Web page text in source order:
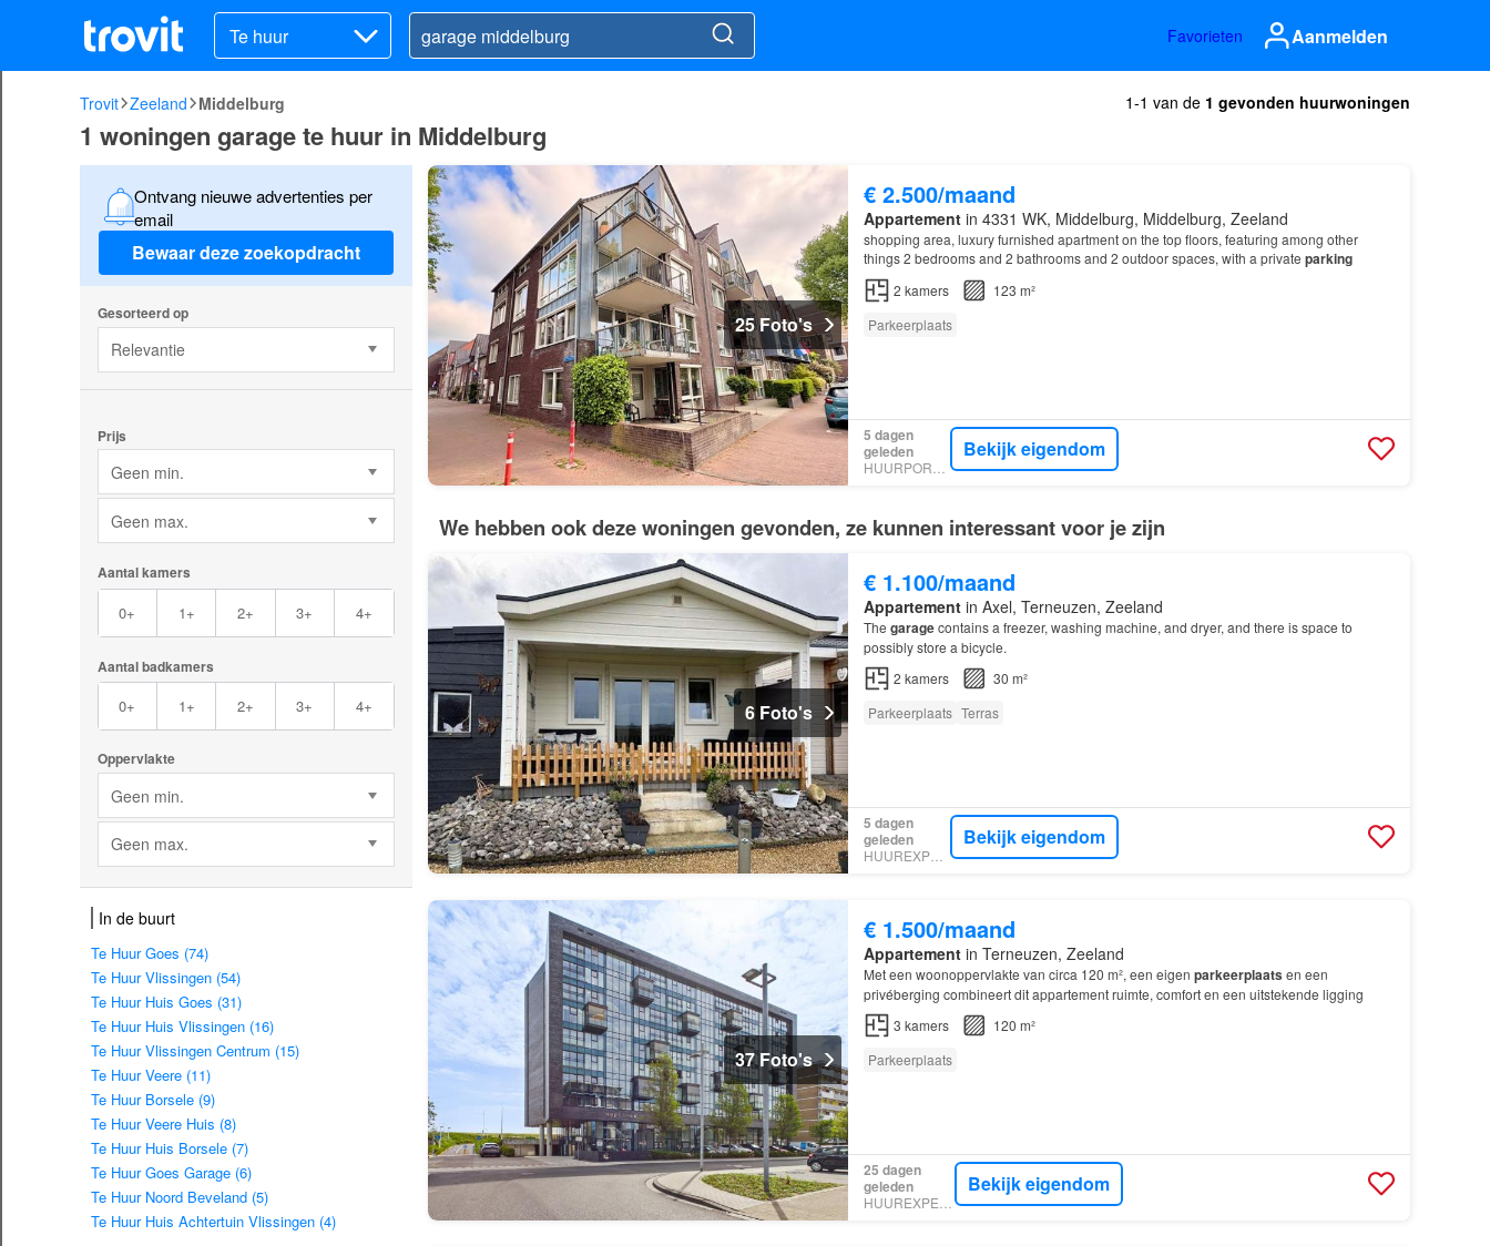
Te huur Favorieten Aanmelden
Trovit Zeeland Middelburg 1-1 van de 1 gevonden huurwoningen
1 woningen garage te huur in Middelburg
Ontvang nieuwe advertenties per
email
Bewaar deze zoekopdracht
Gesorteerd op
Relevantie
Prijs
Geen min.
Geen max.
Aantal kamers
0+ 1+ 2+ 3+ 4+
Aantal badkamers
0+ 1+ 2+ 3+ 4+
Oppervlakte
Geen min.
Geen max.
In de buurt
Te Huur Goes (74)
Te Huur Vlissingen (54)
Te Huur Huis Goes (31)
Te Huur Huis Vlissingen (16)
Te Huur Vlissingen Centrum (15)
Te Huur Veere (11)
Te Huur Borsele (9)
Te Huur Veere Huis (8)
Te Huur Huis Borsele (7)
Te Huur Goes Garage (6)
Te Huur Noord Beveland (5)
Te Huur Huis Achtertuin Vlissingen (4)
25 Foto's
€ 2.500/maand
Appartementin 4331 WK, Middelburg, Middelburg, Zeeland
shopping area, luxury furnished apartment on the top floors, featuring among other
things 2 bedrooms and 2 bathrooms and 2 outdoor spaces, with a private parking
2 kamers
123 m²
Parkeerplaats
5 dagen
geleden
HUURPORTAAL
Bekijk eigendom
We hebben ook deze woningen gevonden, ze kunnen interessant voor je zijn
6 Foto's
€ 1.100/maand
Appartementin Axel, Terneuzen, Zeeland
The garagecontains a freezer, washing machine, and dryer, and there is space to
possibly store a bicycle.
2 kamers
30 m²
Parkeerplaats Terras
5 dagen
geleden
HUUREXPERT
Bekijk eigendom
37 Foto's
€ 1.500/maand
Appartementin Terneuzen, Zeeland
Met een woonoppervlakte van circa 120 m², een eigen parkeerplaats en een
privéberging combineert dit appartement ruimte, comfort en een uitstekende ligging
3 kamers
120 m²
Parkeerplaats
25 dagen
geleden
HUUREXPERT
Bekijk eigendom